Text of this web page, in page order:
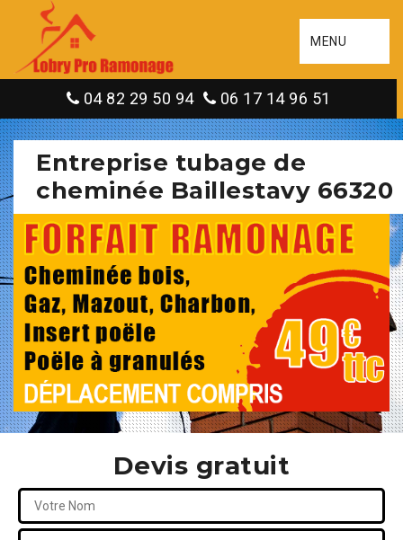
MENU
04 82 29 50 94 06 17 14 96 51
Entreprise tubage de
cheminée Baillestavy 66320
Devis gratuit